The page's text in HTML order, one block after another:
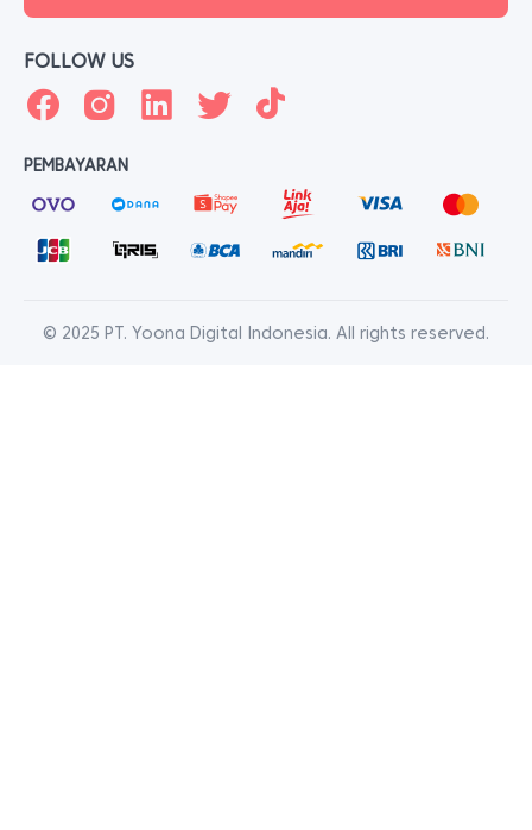
FOLLOW US
PEMBAYARAN
© 2025 PT. Yoona Digital Indonesia. All rights reserved.